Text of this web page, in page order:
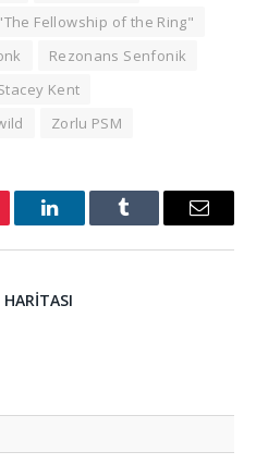
Fellowship of the Ring"
Rezonans Senfonik
Kent
Zorlu PSM
LinkedInTumblr Email